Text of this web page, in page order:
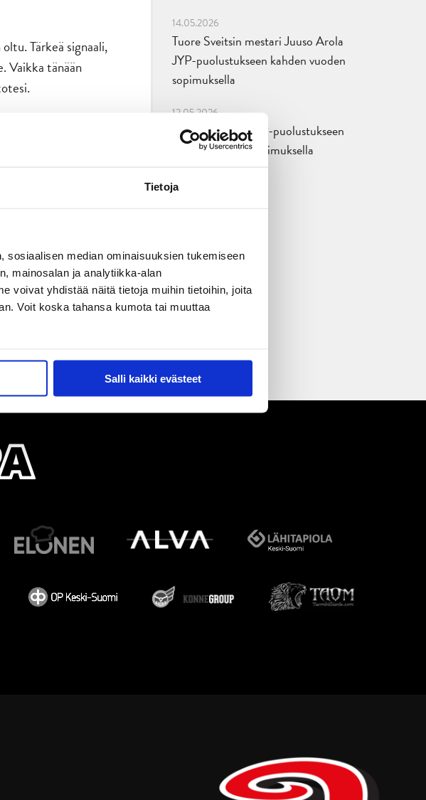
Tietoja
sosiaalisen median ominaisuuksien tukemiseen
mainosalan ja analytiikka-alan
voivat yhdistää näitä tietoja muihin tietoihin, joita
Voit koska tahansa kumota tai muuttaa
Salli kaikki evästeet
Tärkeä signaali,
Vaikka tänään
Kyllä tästä
LähiTapiola
14.05.2026
Tuore Sveitsin mestari Juuso Arola
JYP-puolustukseen kahden vuoden
sopimuksella
12.05.2026
Veeti Väisänen JYP-puolustukseen
kahden vuoden sopimuksella